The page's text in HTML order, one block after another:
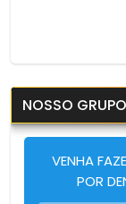
NOSSO
VENHA
POR